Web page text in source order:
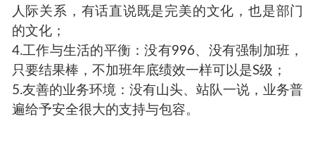
人际关系，有话直说既是完美的文化，也是部门
的文化；
4.工作与生活的平衡：没有996、没有强制加班，
只要结果棒，不加班年底绩效一样可以是S级；
5.友善的业务环境：没有山头、站队一说，业务普
遍给予安全很大的支持与包容。